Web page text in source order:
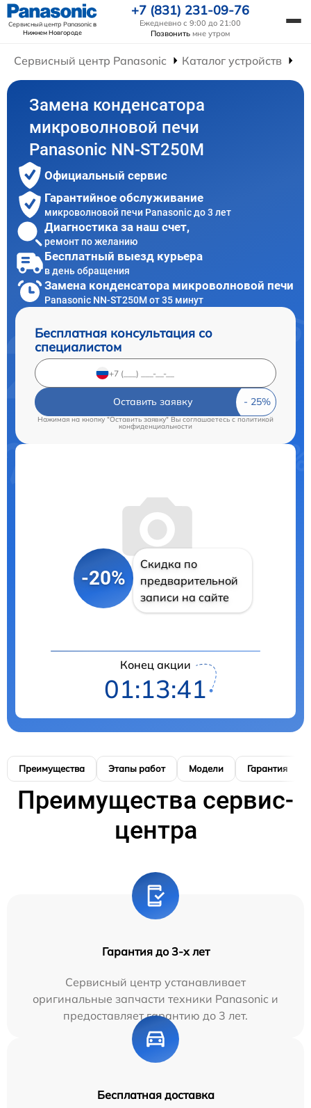
Сервисный центр Panasonicв
Нижнем Новгороде
+7 (831) 231-09-76
Ежедневно с 9:00 до 21:00
Позвонить мне утром
Сервисный центр Panasonic Каталог устройств
Замена конденсатора
микроволновой печи
Panasonic NN-ST250M
Официальный сервис
Гарантийное обслуживание
микроволновой печи Panasonic до 3 лет
Диагностика за наш счет,
ремонт по желанию
Бесплатный выезд курьера
в день обращения
Замена конденсатора микроволновой печи
Panasonic NN-ST250M от 35 минут
Бесплатная консультация со
специалистом
Оставить заявку
Нажимая на кнопку "Оставить заявку" Вы соглашаетесь cполитикой
конфиденциальности
-20%
Скидка по
предварительной
записи на сайте
Конец акции
01:13:40
Преимущества Этапы работ Модели Гарантия
Преимущества сервис-
центра
Гарантия до 3-х лет
Сервисный центр устанавливает
оригинальные запчасти техники Panasonic и
предоставляет гарантию до 3 лет.
Бесплатная доставка